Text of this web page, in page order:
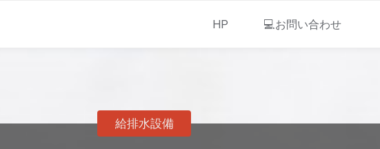
HP 💻お問い合わせ
給排水設備